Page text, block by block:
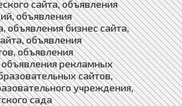
сайта, объявления
объявления
объявления бизнес сайта,
объявления
объявления
объявления рекламных
сайтов,
учреждения,
сада